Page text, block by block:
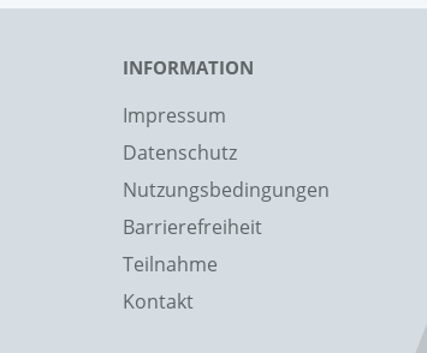
INFORMATION
Impressum
Datenschutz
Nutzungsbedingungen
Barrierefreiheit
Teilnahme
Kontakt